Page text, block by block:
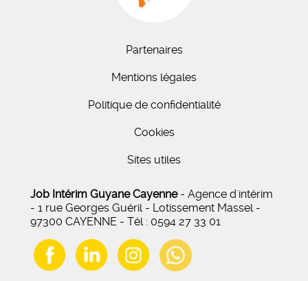
Partenaires
Mentions légales
Politique de confidentialité
Cookies
Sites utiles
Job Intérim Guyane Cayenne- Agence d'intérim
- 1 rue Georges Guéril - Lotissement Massel -
97300 CAYENNE - Tél : 0594 27 33 01